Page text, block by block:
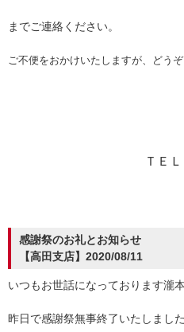
までご連絡ください。
ご不便をおかけいたしますが、どう
ＴＥ
感謝祭のお礼とお知らせ
【高田支店】2020/08/11
いつもお世話になっております瀧本
昨日で感謝祭無事終了いたしました